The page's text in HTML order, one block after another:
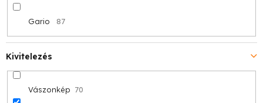
Gario 87
Kivitelezés
Vászonkép 70